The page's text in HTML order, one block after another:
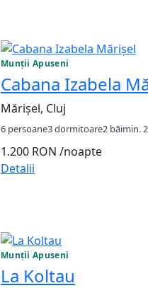
Munții Apuseni
Cabana Izabela
Mărișel, Cluj
6 persoane3 dormitoare2 băimin.
1.200 RON /noapte
Detalii
Munții Apuseni
La Koltau